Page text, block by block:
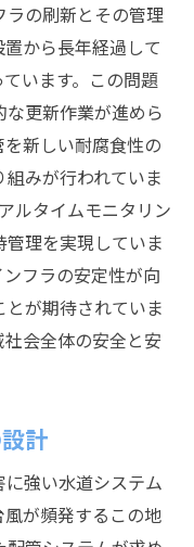
の刷新とその管理
から長年経過して
います。この問題
更新作業が進めら
新しい耐腐食性の
みが行われていま
ルタイムモニタリン
理を実現していま
フラの安定性が向
が期待されていま
会全体の安全と安
計
強い水道システム
が頻発するこの地